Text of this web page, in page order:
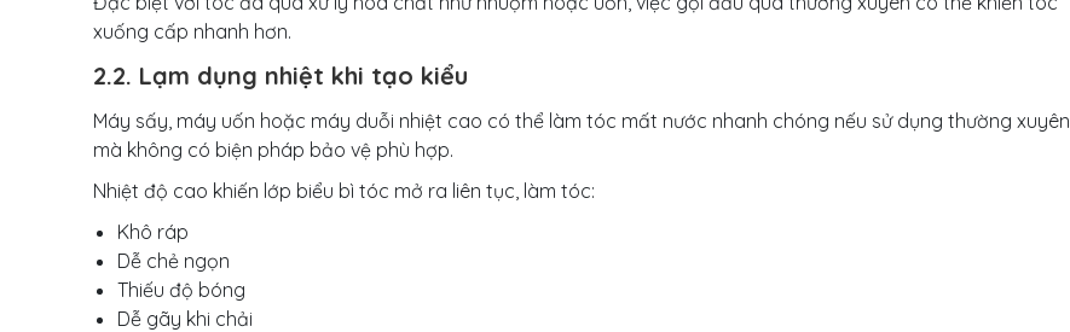
xuống cấp nhanh hơn.
2.2. Lạm dụng nhiệt khi tạo kiểu
Máy sấy, máy uốn hoặc máy duỗi nhiệt cao có thể làm tóc mất nước nhanh chóng nếu sử dụng thường xuyên
mà không có biện pháp bảo vệ phù hợp.
Nhiệt độ cao khiến lớp biểu bì tóc mở ra liên tục, làm tóc:
Khô ráp
Dễ chẻ ngọn
Thiếu độ bóng
Dễ gãy khi chải